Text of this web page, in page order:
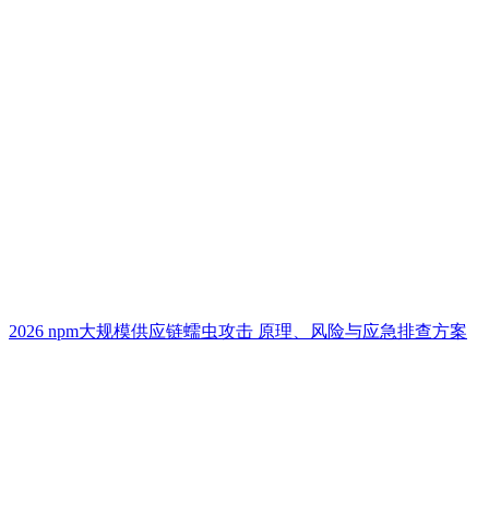
2026 npm大规模供应链蠕虫攻击 原理、风险与应急排查方案